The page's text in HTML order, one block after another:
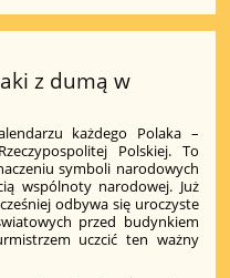
z dumą w
każdego Polaka –
Polskiej. To
symboli narodowych
wspólnoty narodowej. Już
odbywa się uroczyste
przed budynkiem
uczcić ten ważny